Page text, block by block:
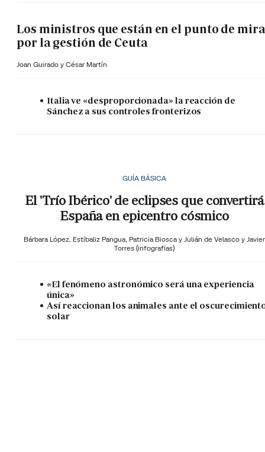
Los ministros que están en el punto de mira
por la gestión de Ceuta
Joan Guirado y César Martín
Italia ve «desproporcionada» la reacción de
Sánchez a sus controles fronterizos
GUÍA BÁSICA
El 'Trío Ibérico' de eclipses que convertirá
España en epicentro cósmico
Bárbara López, Estíbaliz Pangua, Patricia Biosca y Julián de Velasco y Javier
Torres (infografías)
«El fenómeno astronómico será una experiencia
única»
Así reaccionan los animales ante el
solar